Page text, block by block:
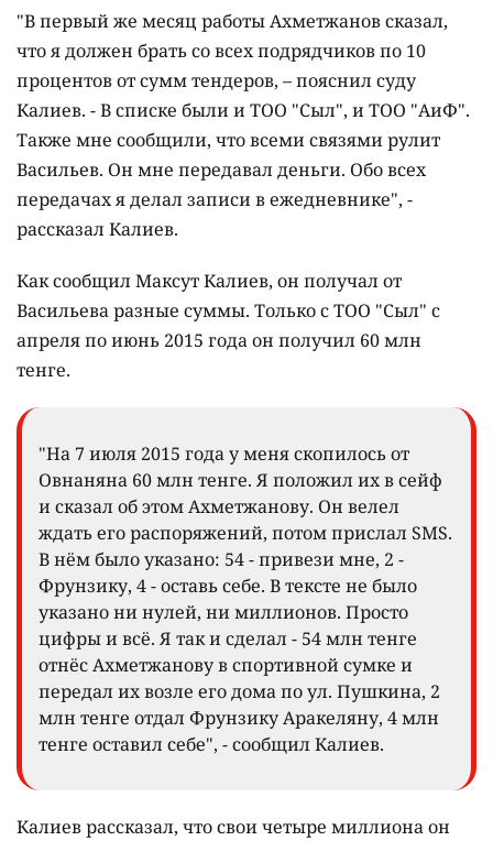
"В первый же месяц работы Ахметжанов сказал,
что я должен брать со всех подрядчиков по 10
процентов от сумм тендеров, – пояснил суду
Калиев. - В списке были и ТОО "Сыл", и ТОО "АиФ".
Также мне сообщили, что всеми связями рулит
Васильев. Он мне передавал деньги. Обо всех
передачах я делал записи в ежедневнике", -
рассказал Калиев.
Как сообщил Максут Калиев, он получал от
Васильева разные суммы. Только с ТОО "Сыл" с
апреля по июнь 2015 года он получил 60 млн
тенге.
"На 7 июля 2015 года у меня скопилось от
Овнаняна 60 млн тенге. Я положил их в сейф
и сказал об этом Ахметжанову. Он велел
ждать его распоряжений, потом прислал SMS.
В нём было указано: 54 - привези мне, 2 -
Фрунзику, 4 - оставь себе. В тексте не было
указано ни нулей, ни миллионов. Просто
цифры и всё. Я так и сделал - 54 млн тенге
отнёс Ахметжанову в спортивной сумке и
передал их возле его дома по ул. Пушкина, 2
млн тенге отдал Фрунзику Аракеляну, 4 млн
тенге оставил себе", - сообщил Калиев.
Калиев рассказал, что свои четыре миллиона он